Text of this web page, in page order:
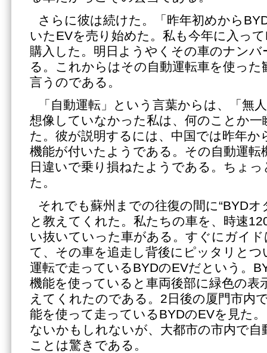
さらに彼は続けた。「昨年初めから
いたEVを売り始めた。私も今年に入っ
購入した。明日ようやくその車のナン
る。これからはその自動運転車を使った
言うのである。
「自動運転」という言葉からは、「無
想像していなかった私は、何のことか一
た。彼が説明するには、中国では昨年か
機能が付いたようである。その自動運転
日違いで乗り損ねたようである。ちょ
た。
それでも蘇州までの往復の間に“BYD
と教えてくれた。私たちの車を、時速
い抜いていった車がある。すぐにガイ
て、その車を追走し背後にピッタリと
運転で走っているBYDのEVだという。
機能を使っていると車両後部に緑色の表
えてくれたのである。2日後の厦門市内
能を使って走っているBYDのEVを見た
ないかもしれないが、大都市の市内で自
ことは驚きである。